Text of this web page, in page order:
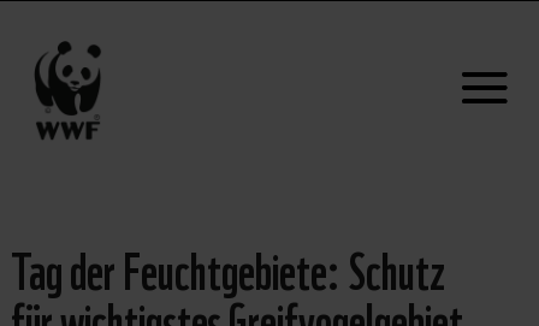
Tag der Feuchtgebiete: Schutz